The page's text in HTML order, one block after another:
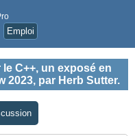
Emploi
C++, un exposé en
2023, par Herb Sutter.